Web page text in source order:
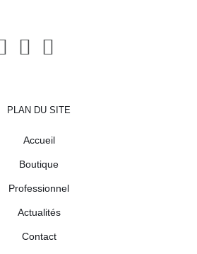
PLAN DU SITE
Accueil
Boutique
Professionnel
Actualités
Contact